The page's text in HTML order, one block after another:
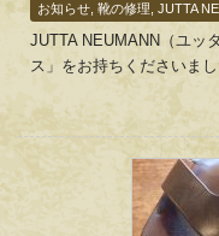
お知らせ ,靴の修理 ,JUTTA
JUTTA NEUMANN（ユッ
ス」をお持ちくださいまし